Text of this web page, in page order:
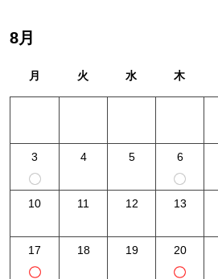
8月
月 火 水 木
3 4 5 6
10 11 12 13
17 18 19 20